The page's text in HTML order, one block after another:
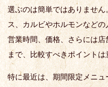
選ぶのは簡単ではありませ
ス、カルビやホルモンなど
営業時間、価格、さらには
まで、比較すべきポイント
特に最近は、期間限定メニ